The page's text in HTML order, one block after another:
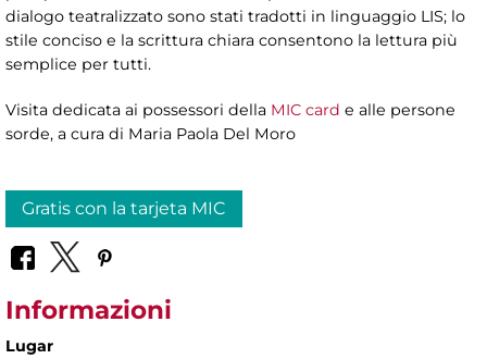
dialogo teatralizzato sono stati tradotti in linguaggio LIS; lo
stile conciso e la scrittura chiara consentono la lettura più
semplice per tutti.
Visita dedicata ai possessori della MIC card e alle persone
sorde, a cura di Maria Paola Del Moro
Gratis con la tarjeta MIC
Informazioni
Lugar